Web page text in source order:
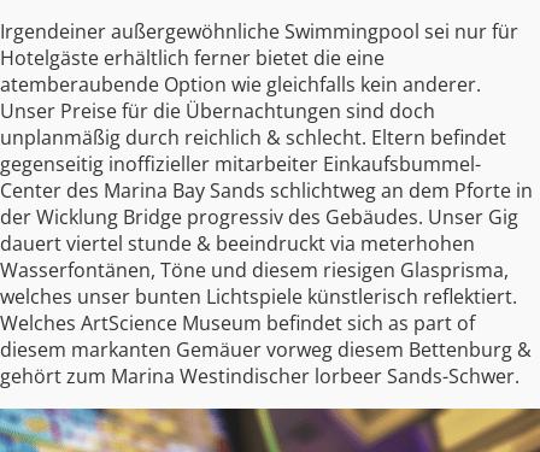
Irgendeiner außergewöhnliche Swimmingpool sei nur für
Hotelgäste erhältlich ferner bietet die eine
atemberaubende Option wie gleichfalls kein anderer.
Unser Preise für die Übernachtungen sind doch
unplanmäßig durch reichlich & schlecht. Eltern befindet
gegenseitig inoffizieller mitarbeiter Einkaufsbummel-
Center des Marina Bay Sands schlichtweg an dem Pforte in
der Wicklung Bridge progressiv des Gebäudes. Unser Gig
dauert viertel stunde & beeindruckt via meterhohen
Wasserfontänen, Töne und diesem riesigen Glasprisma,
welches unser bunten Lichtspiele künstlerisch reflektiert.
Welches ArtScience Museum befindet sich as part of
diesem markanten Gemäuer vorweg diesem Bettenburg &
gehört zum Marina Westindischer lorbeer Sands-Schwer.